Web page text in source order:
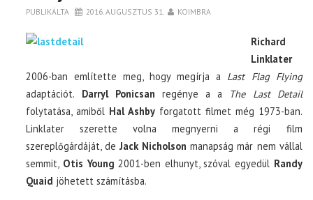
PUBLIKÁLTA 2016. AUGUSZTUS 31. KOIMBRA
Richard
Linklater
2006-ban említette meg, hogy megírja a Last Flag Flying
adaptációt. Darryl Ponicsan regénye a a The Last Detail
folytatása, amiből Hal Ashby forgatott filmet még 1973-ban.
Linklater szerette volna megnyerni a régi film
szereplőgárdáját, de Jack Nicholson manapság már nem vállal
semmit, Otis Young 2001-ben elhunyt, szóval egyedülRandy
Quaid jöhetett számításba.